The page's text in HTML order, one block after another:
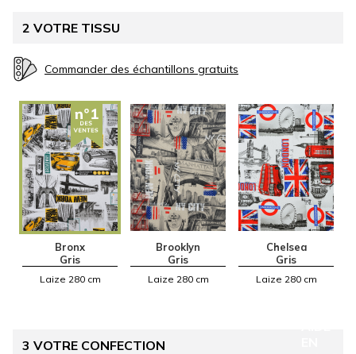
2 VOTRE TISSU
Bronx
Gris
Laize 280 cm
Brooklyn
Gris
Laize 280 cm
Chelsea
Gris
Laize 280 cm
3 VOTRE CONFECTION